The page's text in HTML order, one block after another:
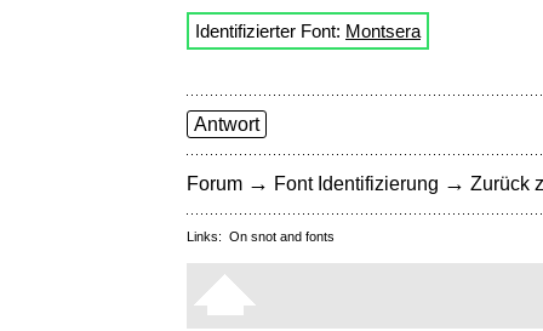
Identifizierter Font: Montsera
Antwort
Forum → Font Identifizierung → Zurück
Links: On snot and fonts